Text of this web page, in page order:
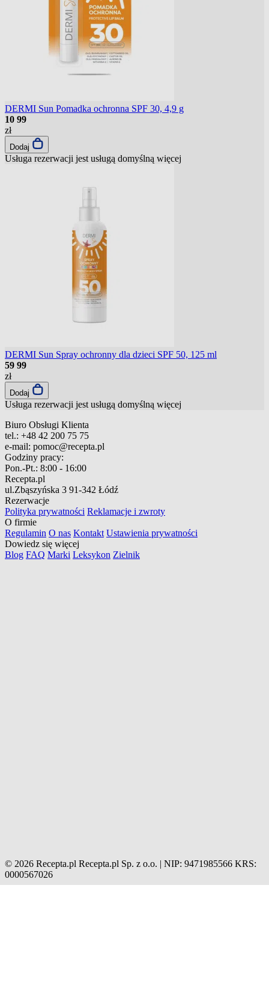
DERMI Sun Pomadka ochronna SPF 30, 4,9 g
10 99
zł
Dodaj
Usługa rezerwacji jest usługą domyślną więcej
DERMI Sun Spray ochronny dla dzieci SPF 50, 125 ml
59 99
zł
Dodaj
Usługa rezerwacji jest usługą domyślną więcej
Biuro Obsługi Klienta
tel.: +48 42 200 75 75
e-mail: pomoc@recepta.pl
Godziny pracy:
Pon.-Pt.: 8:00 - 16:00
Recepta.pl
ul.Zbąszyńska 3 91-342 Łódź
Rezerwacje
Polityka prywatności Reklamacje i zwroty
O firmie
Regulamin O nas Kontakt Ustawienia prywatności
Dowiedz się więcej
Blog FAQ Marki Leksykon Zielnik
© 2026 Recepta.pl Recepta.pl Sp. z o.o. | NIP: 9471985566 KRS:
0000567026